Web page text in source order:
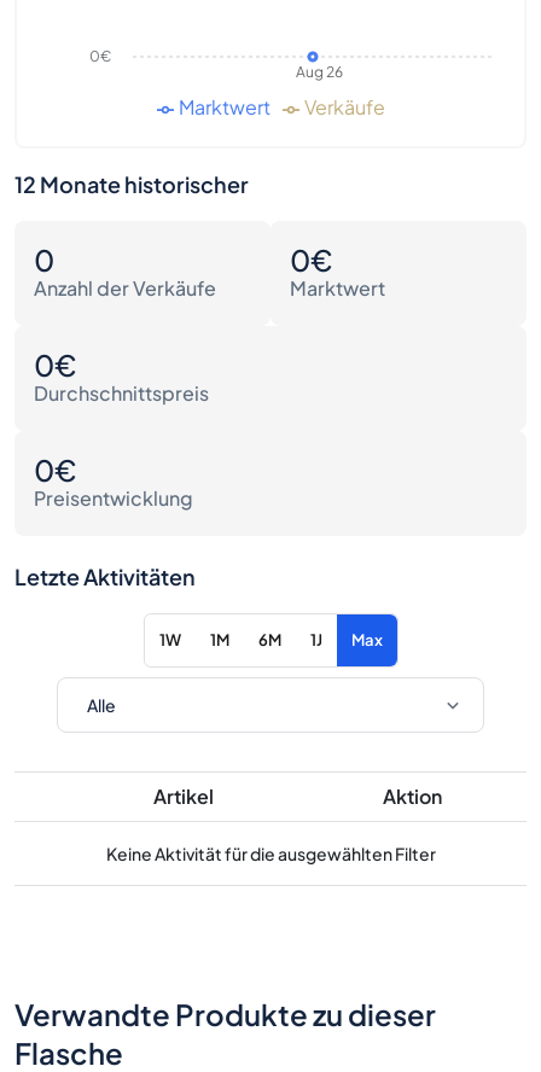
Aug 26
0€
Marktwert Verkäufe
12 Monate historischer
0
Anzahl der Verkäufe
0€
Marktwert
0€
Durchschnittspreis
0€
Preisentwicklung
Letzte Aktivitäten
1W 1M 6M 1J Max
Artikel Aktion
Keine Aktivität für die ausgewählten Filter
Verwandte Produkte zu dieser
Flasche